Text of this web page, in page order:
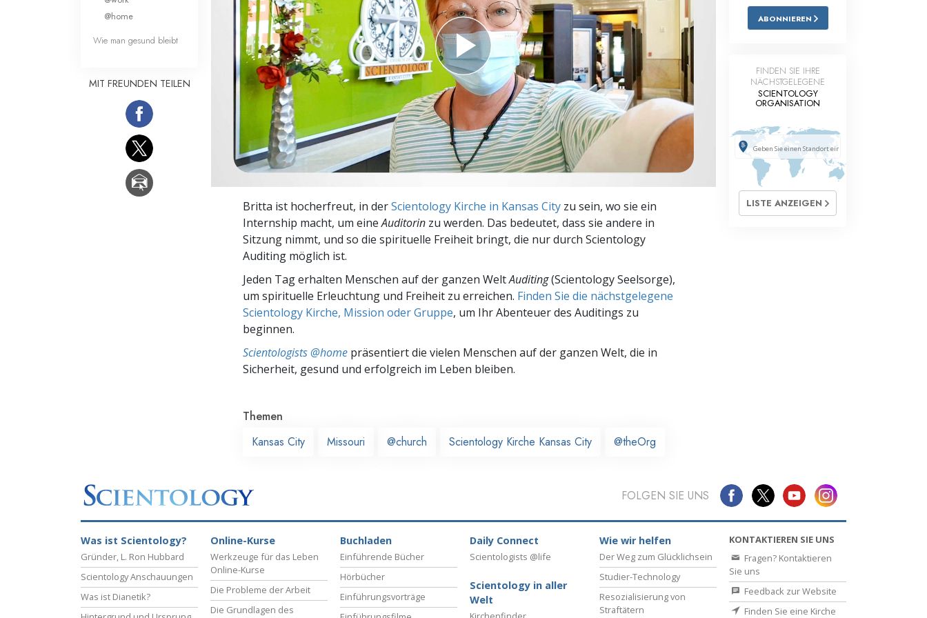
Liebe und Hass – Was ist Größe?
Antworten auf das Drogenproblem
Kinder
Werkzeuge für den Arbeitsplatz
Ethik und die Zustände
Die Ursache von Unterdrückung
Ermittlungen
Grundlagen des Organisierens
Die Grundlagen von Public Relations
Britta ist hocherfreut, in derScientology Kirche in Kansas City zu sein, wo sie ein
Internship macht, um eineAuditorin zu werden. Das bedeutet, dass sie andere in
Sitzung nimmt, und so die spirituelle Freiheit bringt, die nur durch Scientology
Auditing möglich ist.
Jeden Tag erhalten Menschen auf der ganzen WeltAuditing(Scientology Seelsorge),
um spirituelle Erleuchtung und Freiheit zu erreichen. Finden Sie die nächstgelegene
Scientology Kirche, Mission oder Gruppe, um Ihr Abenteuer des Auditings zu
beginnen.
Scientologists @home präsentiert die vielen Menschen auf der ganzen Welt, die in
Sicherheit, gesund und erfolgreich im Leben bleiben.
Themen
Kansas City
Missouri @church Scientology Kirche Kansas City @theOrg
@home
Wie man gesund bleibt
MIT FREUNDEN TEILEN
ABONNIEREN
FINDEN SIE IHRE
NÄCHSTGELEGENE
SCIENTOLOGY
ORGANISATION
LISTE ANZEIGEN
FOLGEN SIE UNS
Was ist Scientology?
Gründer, L. Ron Hubbard
Scientology Anschauungen
Was ist Dianetik?
Online-Kurse
Werkzeuge für das Leben
Online-Kurse
Die Probleme der Arbeit
Die Grundlagen des
Buchladen
Einführende Bücher
Hörbücher
Einführungsvorträge
Daily Connect
Scientologists @life
Scientology in aller
Welt
Wie wir helfen
Der Weg zum Glücklichsein
Studier-Technology
Resozialisierung von
Straftätern
KONTAKTIEREN SIE UNS
Fragen? Kontaktieren
Sie uns
Feedback zur Website
Finden Sie eine Kirche